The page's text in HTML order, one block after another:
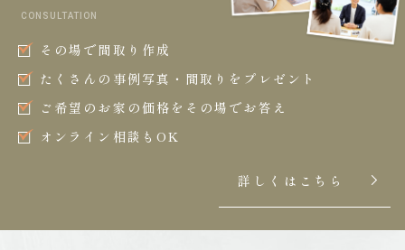
CONSULTATION
その場で間取り作成
たくさんの事例写真・間取りをプレゼント
ご希望のお家の価格をその場でお答え
オンライン相談もOK
詳しくはこちら